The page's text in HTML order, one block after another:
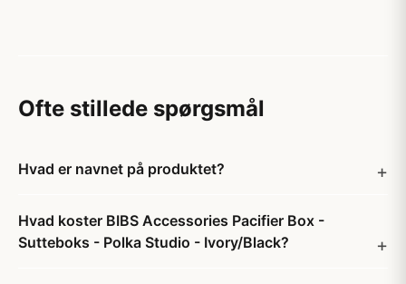
Ofte stillede spørgsmål
Hvad er navnet på produktet?
Hvad koster BIBS Accessories Pacifier Box -
Sutteboks - Polka Studio - Ivory/Black?